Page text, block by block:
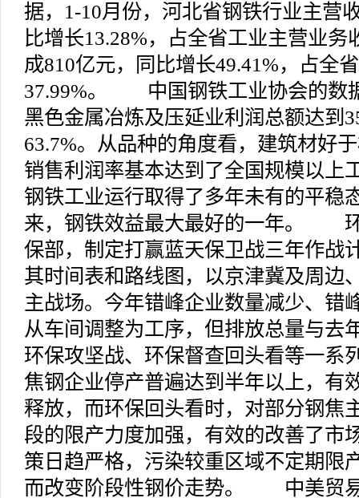
据，1-10月份，河北省钢铁行业主营
比增长13.28%，占全省工业主营业务
成810亿元，同比增长49.41%，占全
37.99%。 中国钢铁工业协会的数
黑色金属冶炼及压延业利润总额达到
63.7%。从品种的角度看，建筑材好
销售利润率基本达到了全国规模以上
钢铁工业运行取得了多年未有的平稳
来，钢铁效益最大最好的一年。
保部，制定打赢蓝天保卫战三年作战
其时间表和路线图，以京津冀及周边
主战场。今年错峰企业数量减少、错
从车间调整为工序，但排放总量与去
环保攻坚战、环保督查回头看等一系
焦钢企业停产普遍达到半年以上，有
释放，而环保回头看时，对部分钢焦
段的限产力度加强，有效的改善了市
策日趋严格，污染较重区域不定期限
而改变阶段性钢价走势。 中美